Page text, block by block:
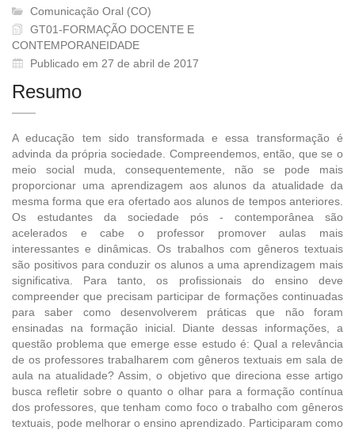
Comunicação Oral (CO)
GT01-FORMAÇÃO DOCENTE E
CONTEMPORANEIDADE
Publicado em 27 de abril de 2017
Resumo
A educação tem sido transformada e essa transformação é
advinda da própria sociedade. Compreendemos, então, que se o
meio social muda, consequentemente, não se pode mais
proporcionar uma aprendizagem aos alunos da atualidade da
mesma forma que era ofertado aos alunos de tempos anteriores.
Os estudantes da sociedade pós - contemporânea são
acelerados e cabe o professor promover aulas mais
interessantes e dinâmicas. Os trabalhos com gêneros textuais
são positivos para conduzir os alunos a uma aprendizagem mais
significativa. Para tanto, os profissionais do ensino deve
compreender que precisam participar de formações continuadas
para saber como desenvolverem práticas que não foram
ensinadas na formação inicial. Diante dessas informações, a
questão problema que emerge esse estudo é: Qual a relevância
de os professores trabalharem com gêneros textuais em sala de
aula na atualidade? Assim, o objetivo que direciona esse artigo
busca refletir sobre o quanto o olhar para a formação contínua
dos professores, que tenham como foco o trabalho com gêneros
textuais, pode melhorar o ensino aprendizado. Participaram como